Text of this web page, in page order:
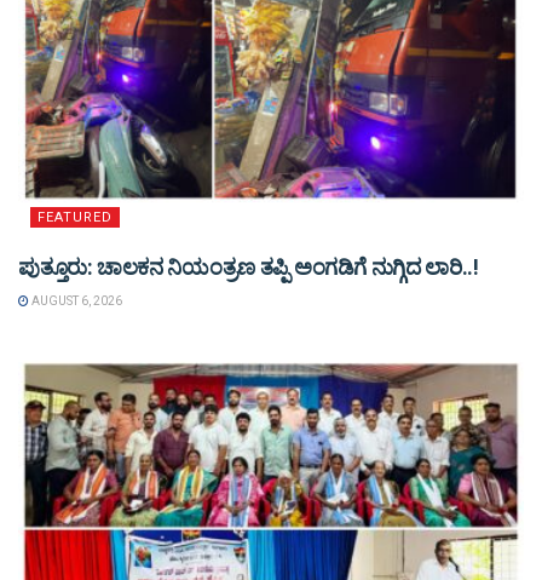
FEATURED
ಪುತ್ತೂರು: ಚಾಲಕನ ನಿಯಂತ್ರಣ ತಪ್ಪಿ ಅಂಗಡಿಗೆ ನುಗ್ಗಿದ ಲಾರಿ..!
AUGUST 6, 2026